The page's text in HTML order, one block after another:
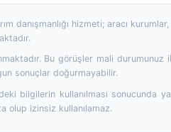
danışmanlığı hizmeti; aracı
Bu görüşler mali
sonuçlar doğurmayabilir.
kullanılması sonucunda
olup izinsiz kullanılamaz.